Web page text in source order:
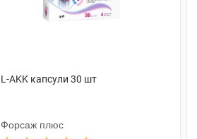
L-AKK капсули 30 шт
Форсаж плюс